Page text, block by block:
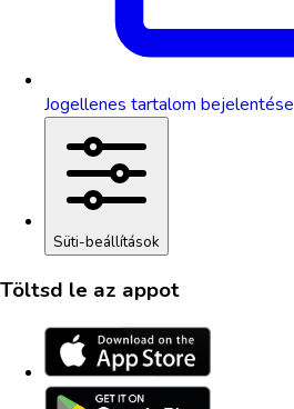
Jogellenes tartalom bejelentése
Süti-beállítások
Töltsd le az appot